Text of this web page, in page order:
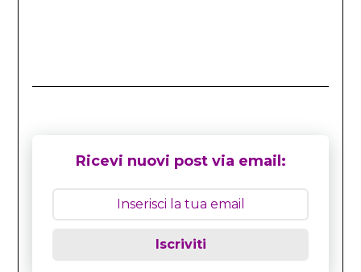
Ricevi nuovi post via email:
Iscriviti